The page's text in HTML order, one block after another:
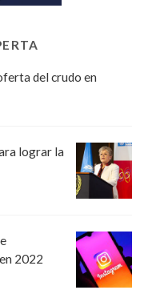
del crudo en
lograr la
2022